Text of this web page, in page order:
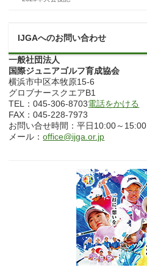
IJGAへのお問い合わせ
一般社団法人
国際ジュニアゴルフ育成協会
横浜市中区本牧原15-6
グロブナースクエアB1
TEL：045-306-8703電話をかける
FAX：045-228-7973
お問い合せ時間：平日10:00～15:00
メール：office@ijga.or.jp